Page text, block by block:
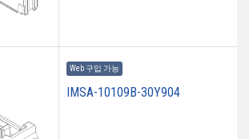
Web 구입 가능
IMSA-10109B-30Y904